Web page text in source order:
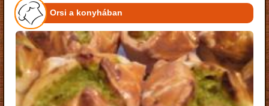
Orsi a konyhában